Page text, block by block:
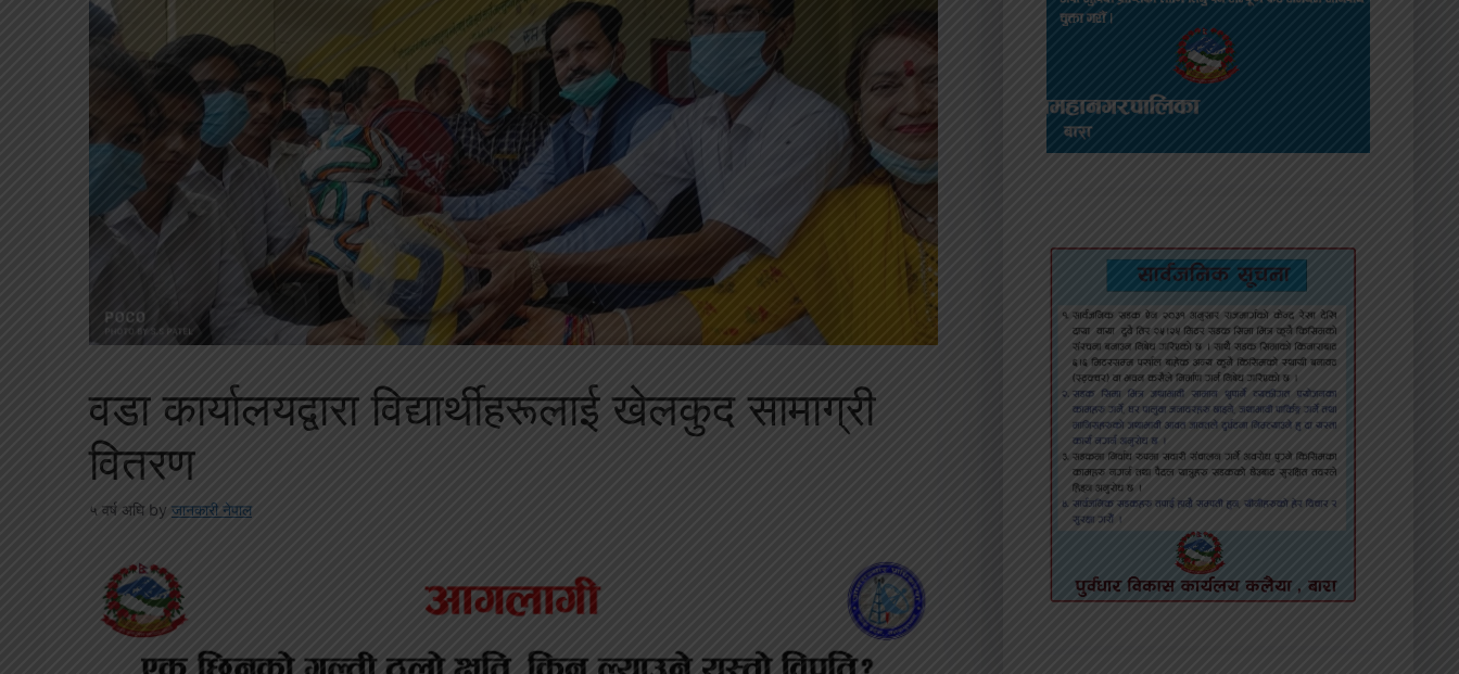
वडा कार्यालयद्वारा विद्यार्थीहरूलाई खेलकुद सामाग्री
वितरण
५ वर्ष अघि by जानकारी नेपाल